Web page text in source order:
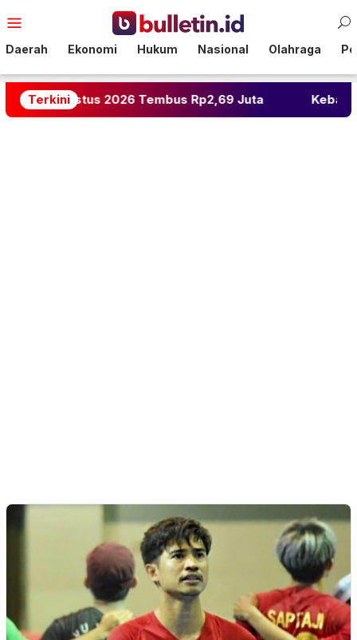
ke
Mobile
Daerah Ekonomi Hukum Nasional Olahraga
Terkini2026 Tembus Rp2,69 Juta Kebakaran